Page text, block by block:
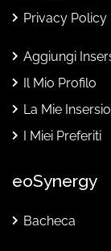
Privacy Policy
Aggiungi
Il Mio Profilo
La Mie
I Miei Preferiti
eoSynergy
Bacheca